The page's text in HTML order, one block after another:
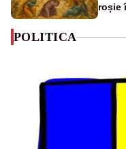
roșie
POLITICA